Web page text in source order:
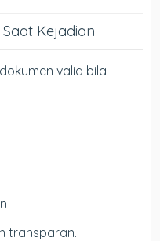
Kejadian
valid bila
transparan.